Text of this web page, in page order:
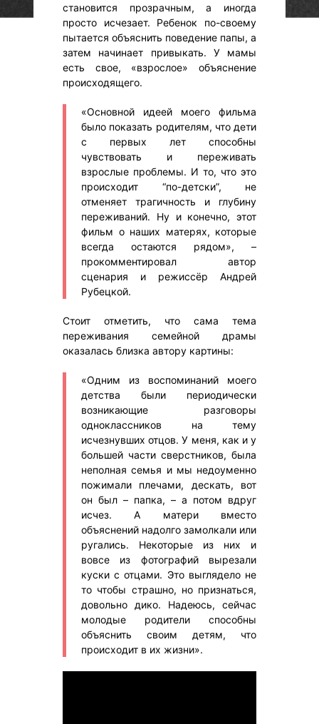
становится прозрачным, а иногда
просто исчезает. Ребенок по-своему
пытается объяснить поведение папы, а
затем начинает привыкать. У мамы
есть свое, «взрослое» объяснение
происходящего.
«Основной идеей моего фильма
было показать родителям, что дети
с первых лет способны
чувствовать и переживать
взрослые проблемы. И то, что это
происходит “по-детски”, не
отменяет трагичность и глубину
переживаний. Ну и конечно, этот
фильм о наших матерях, которые
всегда остаются рядом», –
прокомментировал автор
сценария и режиссёр Андрей
Рубецкой.
Стоит отметить, что сама тема
переживания семейной драмы
оказалась близка автору картины:
«Одним из воспоминаний моего
детства были периодически
возникающие разговоры
одноклассников на тему
исчезнувших отцов. У меня, как и у
большей части сверстников, была
неполная семья и мы недоуменно
пожимали плечами, дескать, вот
он был – папка, – а потом вдруг
исчез. А матери вместо
объяснений надолго замолкали или
ругались. Некоторые из них и
вовсе из фотографий вырезали
куски с отцами. Это выглядело не
то чтобы страшно, но признаться,
довольно дико. Надеюсь, сейчас
молодые родители способны
объяснить своим детям, что
происходит в их жизни».